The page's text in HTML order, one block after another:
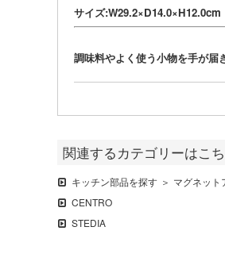
サイズ:W29.2×D14.0×H12.0cm
調味料やよく使う小物を手が届
関連するカテゴリーはこ
キッチン部品を探す
マグネット
CENTRO
STEDIA